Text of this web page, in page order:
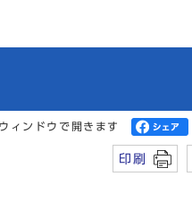
ィンドウで開きます
印刷